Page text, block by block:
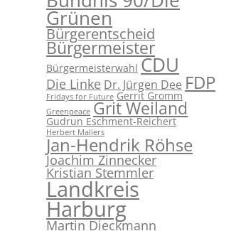
Grünen
Bürgerentscheid
Bürgermeister
Bürgermeisterwahl CDU
Die Linke Dr. Jürgen Dee FDP
Fridays for Future Gerrit Gromm
Greenpeace Grit Weiland
Gudrun Eschment-Reichert
Herbert Maliers
Jan-Hendrik Röhse
Joachim Zinnecker
Kristian Stemmler
Landkreis
Harburg
Martin Dieckmann